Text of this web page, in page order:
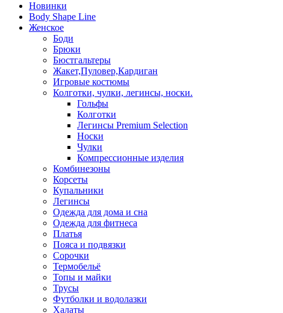
Новинки
Body Shape Line
Женское
Боди
Брюки
Бюстгальтеры
Жакет,Пуловер,Кардиган
Игровые костюмы
Колготки, чулки, легинсы, носки.
Гольфы
Колготки
Легинсы Premium Selection
Носки
Чулки
Компрессионные изделия
Комбинезоны
Корсеты
Купальники
Легинсы
Одежда для дома и сна
Одежда для фитнеса
Платья
Пояса и подвязки
Сорочки
Термобельё
Топы и майки
Трусы
Футболки и водолазки
Халаты